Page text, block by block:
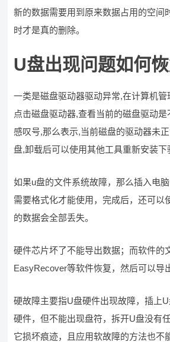
新的数据需要用到原来数据占用的空间
时才是真的删除。
U盘出现问题如何
一类是磁盘驱动器驱动异常,在计算机
点击磁盘驱动器,查看当前的磁盘驱动
感叹号,那么表示,当前磁盘的驱动器未
盘,卸载后可以使用其他工具重新安装下
如果u盘的文件系统故障，那么插入电
需要格式化才能使用，完成后，还可以
的数据会全部丢失。
硬件芯片坏了不能导出数据；而软件的
EasyRecover等软件恢复，然后可以导
硬故障主要指U盘硬件出现故障，插上
硬件，但不能出现盘符，拆开U盘没有
它损坏痕迹，且应用软故障的方法也不